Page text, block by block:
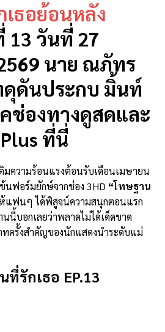
ธอย้อนหลัง
13 วันที่ 27
นาย ณภัทร
ดันประกบ มิ้นท์
ช่องทางดูสดและ
ที่นี่
ความร้อนแรงต้อนรับเดือนเมษายน
นฟอร์มยักษ์จากช่อง 3HD “โทษฐาน
แฟนๆ ได้พิสูจน์ความสนุกตอนแรก
นี้บอกเลยว่าพลาดไม่ได้เด็ดขาด
ครั้งสำคัญของนักแสดงนำระดับแม่
ที่รักเธอ EP.13